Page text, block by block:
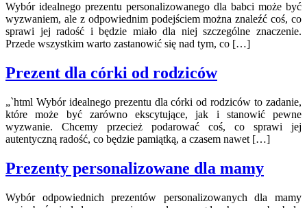
Wybór idealnego prezentu personalizowanego dla babci może być
wyzwaniem, ale z odpowiednim podejściem można znaleźć coś, co
sprawi jej radość i będzie miało dla niej szczególne znaczenie.
Przede wszystkim warto zastanowić się nad tym, co […]
Prezent dla córki od rodziców
„`html Wybór idealnego prezentu dla córki od rodziców to zadanie,
które może być zarówno ekscytujące, jak i stanowić pewne
wyzwanie. Chcemy przecież podarować coś, co sprawi jej
autentyczną radość, co będzie pamiątką, a czasem nawet […]
Prezenty personalizowane dla mamy
Wybór odpowiednich prezentów personalizowanych dla mamy